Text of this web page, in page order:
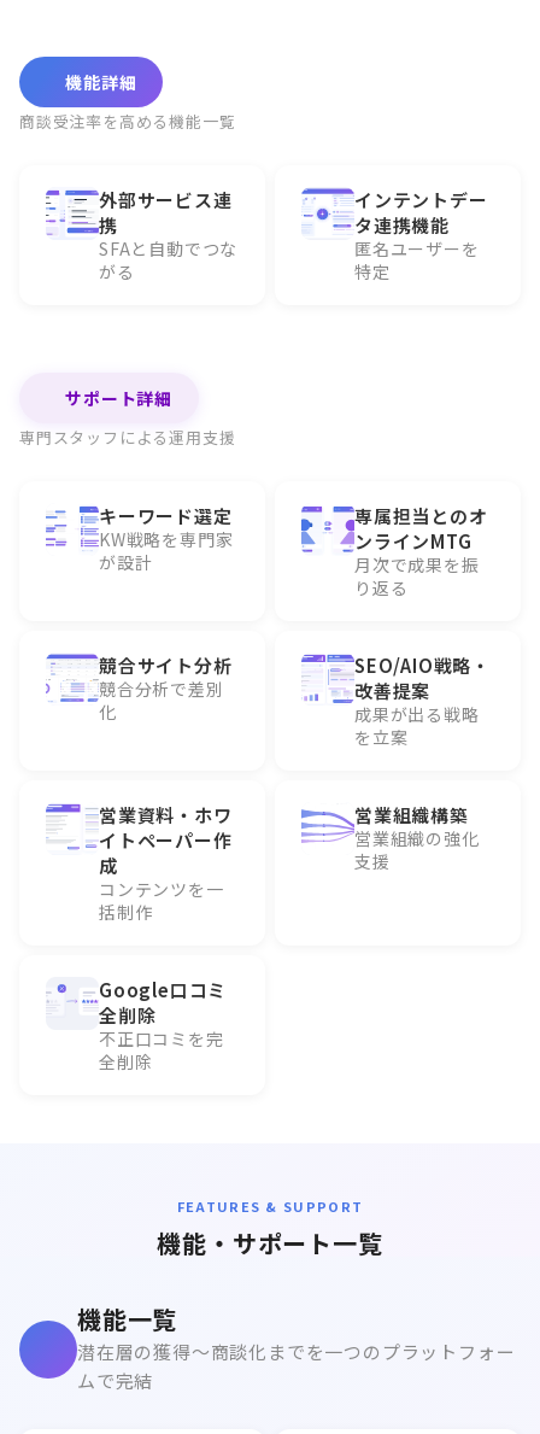
機能詳細
商談受注率を高める機能一覧
外部サービス連
携
SFAと自動でつな
がる
インテントデー
タ連携機能
匿名ユーザーを
特定
サポート詳細
専門スタッフによる運用支援
キーワード選定
KW戦略を専門家
が設計
専属担当とのオ
ンラインMTG
月次で成果を振
り返る
競合サイト分析
競合分析で差別
化
SEO/AIO戦略・
改善提案
成果が出る戦略
を立案
営業資料・ホワ
イトペーパー作
成
コンテンツを一
括制作
営業組織構築
営業組織の強化
支援
Google口コミ
全削除
不正口コミを完
全削除
FEATURES & SUPPORT
機能・サポート一覧
機能一覧
潜在層の獲得〜商談化までを一つのプラットフォー
ムで完結